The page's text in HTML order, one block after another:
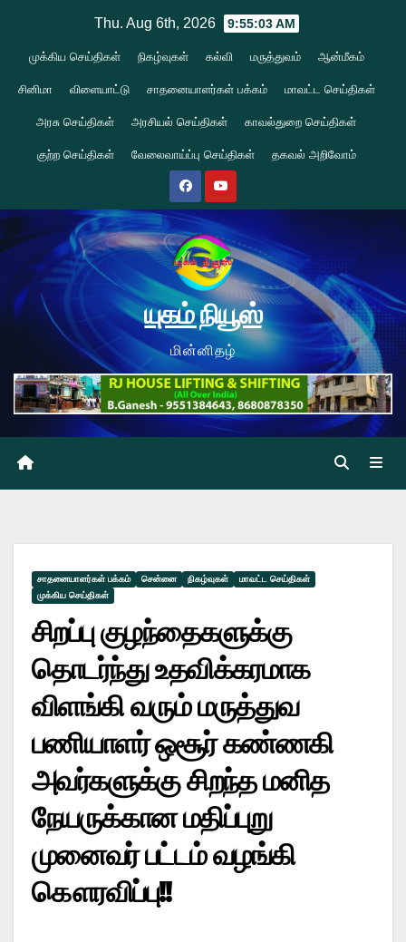
content
Thu. Aug 6th, 2026 9:55:03 AM
முக்கிய செய்திகள் நிகழ்வுகள் கல்வி மருத்துவம் ஆன்மீகம்
சினிமா விளையாட்டு சாதனையாளர்கள் பக்கம் மாவட்ட செய்திகள்
அரசு செய்திகள் அரசியல் செய்திகள் காவல்துறை செய்திகள்
குற்ற செய்திகள் வேலைவாய்ப்பு செய்திகள் தகவல் அறிவோம்
யுகம் நியூஸ்
மின்னிதழ்
சாதனையாளர்கள் பக்கம் சென்னை நிகழ்வுகள்
மாவட்ட செய்திகள்
முக்கிய செய்திகள்
சிறப்பு குழந்தைகளுக்கு
தொடர்ந்து உதவிக்கரமாக
விளங்கி வரும் மருத்துவ
பணியாளர் ஒசூர் கண்ணகி
அவர்களுக்கு சிறந்த மனித
நேயருக்கான மதிப்புறு
முனைவர் பட்டம் வழங்கி
கௌரவிப்பு!!